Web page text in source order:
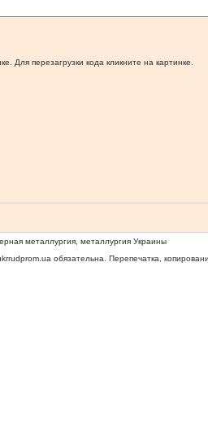
Для перезагрузки кода кликните на картинке.
металлургия, металлургия Украины
обязательна. Перепечатка,